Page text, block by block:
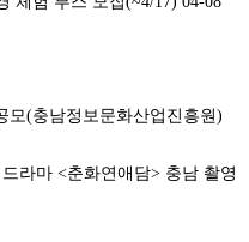
모(충남정보문화산업진흥원)
라마 <춘화연애담> 충남 촬영